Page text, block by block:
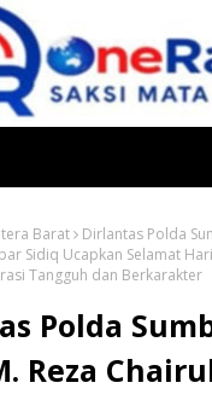
Barat
Dirlantas Polda
Sidiq Ucapkan Selamat
Tangguh dan Berkarakter
Polda
Reza